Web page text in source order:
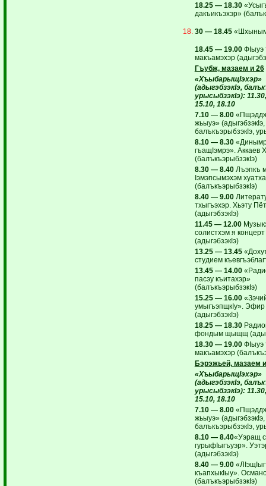
18.25 — 18.30
дакъикъэхэр»
30 — 18.45«Шхыным
18.45 — 19.00ФIыуэ
макъамэхэр
Гъубж, мазаем и 26
«ХъыбарыщIэхэр»
(адыгэбзэкIэ,
урысыбзэкIэ):
15.10, 18.10
7.10 — 8.00
жьыуэ» (адыгэбзэкIэ,
балъкъэрыбзэкIэ,
8.10 — 8.30
гъащIэмрэ». Аккаев
(балъкъэрыбзэкIэ)
8.30 — 8.40Лъэпкъ
Iэмэпсымэхэм
(балъкъэрыбзэкIэ)
8.40 — 9.00
тхыгъэхэр. Хьэту
(адыгэбзэкIэ)
11.45 — 12.00
солистхэм я концерт
(адыгэбзэкIэ)
13.25 — 13.45
студием
13.45 — 14.00
пасэу къитахэр»
(балъкъэрыбзэкIэ)
15.25 — 16.00
умыгъэпщкIу».
(адыгэбзэкIэ)
18.25 — 18.30
фондым щыщщ
18.30 — 19.00ФIыуэ
макъамэхэр
Бэрэжьей, мазаем
«ХъыбарыщIэхэр»
(адыгэбзэкIэ,
урысыбзэкIэ):
15.10, 18.10
7.10 — 8.00
жьыуэ» (адыгэбзэкIэ,
балъкъэрыбзэкIэ,
8.10 — 8.40«Уэращ
гурыфIыгъуэр».
(адыгэбзэкIэ)
8.40 — 9.00
къапхыкIыу».
(балъкъэрыбзэкIэ)